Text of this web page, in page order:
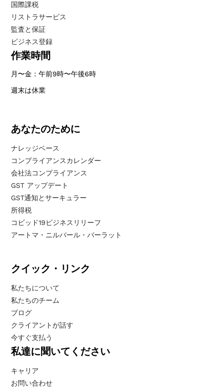
国際課税
リストラサービス
監査と保証
ビジネス登録
作業時間
月〜金：午前9時〜午後6時
週末は休業
あなたのために
ナレッジベース
コンプライアンスカレンダー
会社法コンプライアンス
GST アップデート
GST通知とサーキュラー
所得税
コビッド19ビジネスリリーフ
アートマ・ニルバール・バーラット
クイック・リンク
私たちについて
私たちのチーム
ブログ
クライアントが話す
今すぐ支払う
私達に聞いてください
キャリア
お問い合わせ